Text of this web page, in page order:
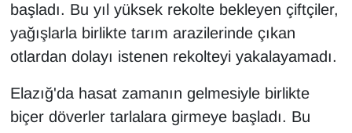
başladı. Bu yıl yüksek rekolte bekleyen çiftçiler,
yağışlarla birlikte tarım arazilerinde çıkan
otlardan dolayı istenen rekolteyi yakalayamadı.
Elazığ'da hasat zamanın gelmesiyle birlikte
biçer döverler tarlalara girmeye başladı. Bu
Kadın
Kamu Alımları
Kim Kimdir?